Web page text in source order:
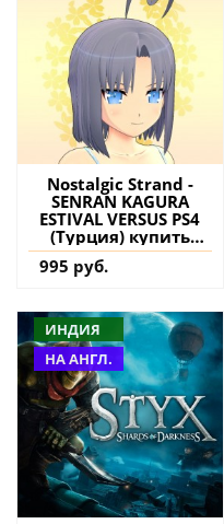
Nostalgic Strand -
SENRAN KAGURA
ESTIVAL VERSUS PS4
(Турция) купить
дополнение на
аккаунт
995 руб.
ИНДИЯ
НА АНГЛ.